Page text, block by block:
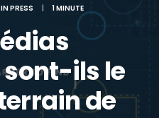
INPRESS | 1 MINUTE
ils le
de